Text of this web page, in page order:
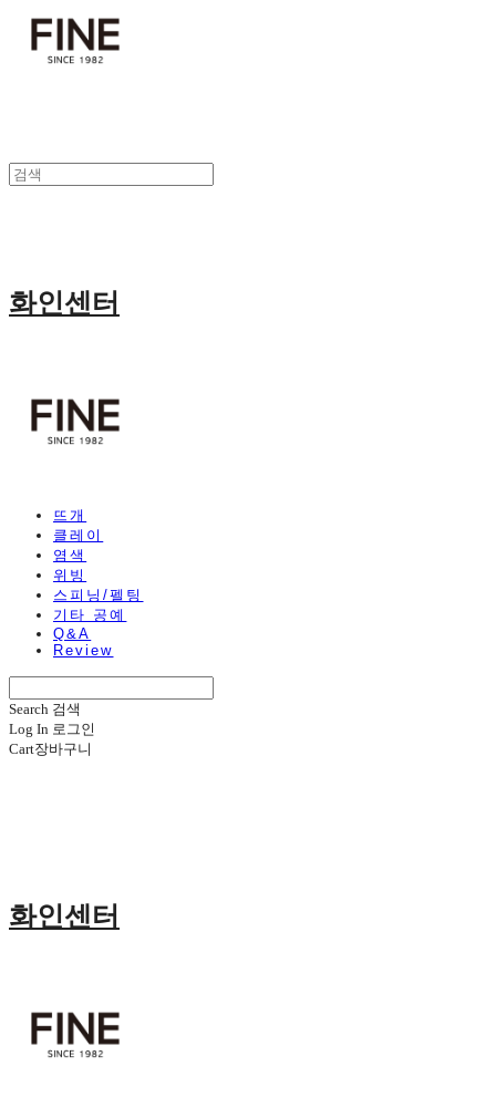
화인센터
뜨개
클레이
염색
위빙
스피닝/펠팅
기타 공예
Q&A
Review
Search 검색
Log In 로그인
Cart장바구니
화인센터